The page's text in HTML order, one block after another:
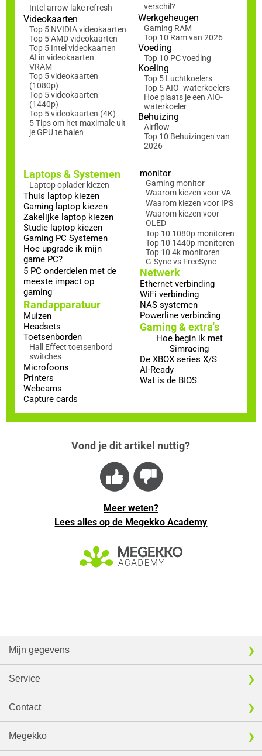
Intel arrow lake refresh
Videokaarten
Top 5 NVIDIA videokaarten
Top 5 AMD videokaarten
Top 5 Intel videokaarten
AI in videokaarten
VRAM
Top 5 videokaarten
(1080p)
Top 5 videokaarten
(1440p)
Top 5 videokaarten (4K)
5 Tips om het maximale uit
je GPU te halen
verschil?
Werkgeheugen
Gaming RAM
Top 10 Ram van 2026
Voeding
Top 10 PC voeding
Koeling
Top 5 Luchtkoelers
Top 5 AIO -waterkoelers
Hoe plaats je een AIO-
waterkoeler
Behuizing
Airflow
Top 10 Behuizingen van
2026
Laptops & Systemen
Laptop oplader kiezen
Thuis laptop kiezen
Gaming laptop kiezen
Zakelijke laptop kiezen
Studie laptop kiezen
Gaming PC Systemen
Hoe upgrade ik mijn
game PC?
5 PC onderdelen met de
meeste impact op
gaming
Randapparatuur
Muizen
Headsets
Toetsenborden
Hall Effect toetsenbord
switches
Microfoons
Printers
Webcams
Capture cards
monitor
Gaming monitor
Waarom kiezen voor VA
Waarom kiezen voor IPS
Waarom kiezen voor
OLED
Top 10 1080p monitoren
Top 10 1440p monitoren
Top 10 4k monitoren
G-Sync vs FreeSync
Netwerk
Ethernet verbinding
WiFi verbinding
NAS systemen
Powerline verbinding
Gaming & extra's
Hoe begin ik met
Simracing
De XBOX series X/S
AI-Ready
Wat is de BIOS
Vond je dit artikel nuttig?
Meer weten?
Lees alles op de Megekko Academy
Mijn gegevens
Service
Contact
Megekko